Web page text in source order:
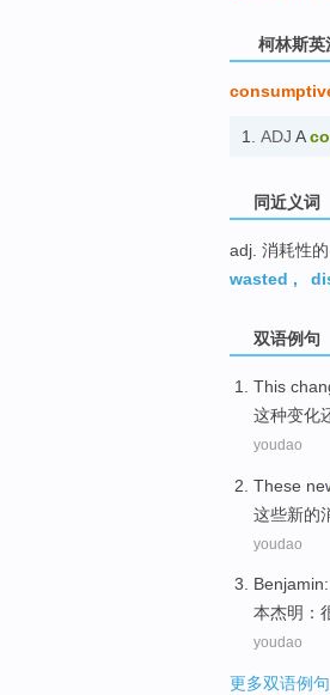
柯林斯英
1. ADJ A
同近义词
adj. 消耗性
wasted ,
双语例句
This
这种变化
youdao
These
这些新的
youdao
Benjamin:
本杰明 ：
youdao
更多双语例句